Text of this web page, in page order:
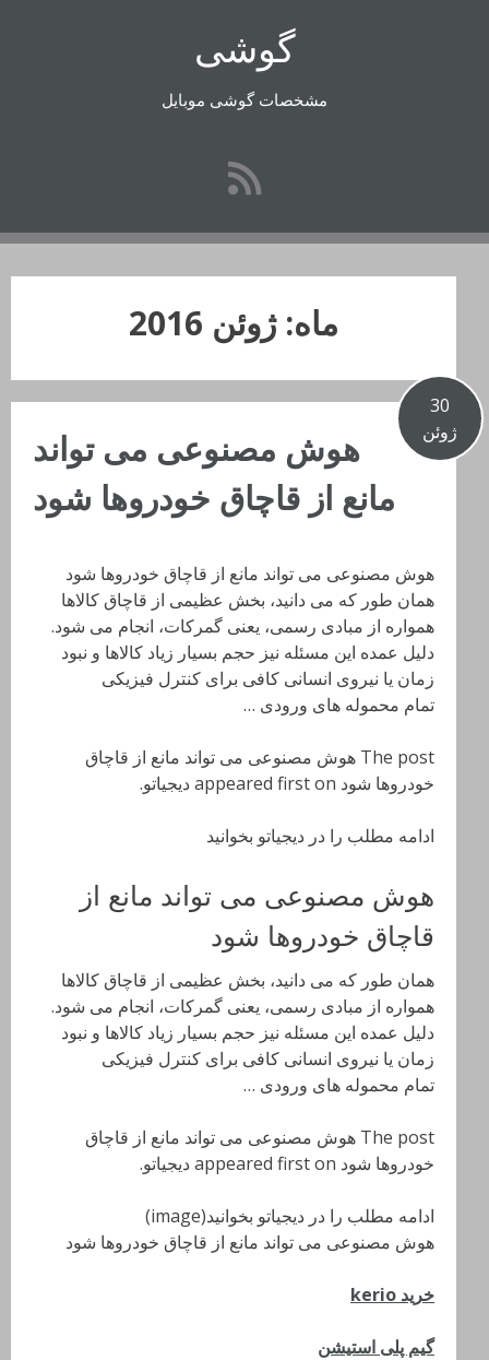
گوشی
مشخصات گوشی موبایل
ماه:ژوئن 2016
30
ژوئن
هوش مصنوعی می تواند
مانع از قاچاق خودروها شود
هوش مصنوعی می تواند مانع از قاچاق خودروها شود
همان طور که می دانید، بخش عظیمی از قاچاق کالاها
همواره از مبادی رسمی، یعنی گمرکات، انجام می شود.
دلیل عمده این مسئله نیز حجم بسیار زیاد کالاها و نبود
زمان یا نیروی انسانی کافی برای کنترل فیزیکی
تمام محموله های ورودی …
The post هوش مصنوعی می تواند مانع از قاچاق
خودروها شود appeared first on دیجیاتو.
ادامه مطلب را در دیجیاتو بخوانید
هوش مصنوعی می تواند مانع از
قاچاق خودروها شود
همان طور که می دانید، بخش عظیمی از قاچاق کالاها
همواره از مبادی رسمی، یعنی گمرکات، انجام می شود.
دلیل عمده این مسئله نیز حجم بسیار زیاد کالاها و نبود
زمان یا نیروی انسانی کافی برای کنترل فیزیکی
تمام محموله های ورودی …
The post هوش مصنوعی می تواند مانع از قاچاق
خودروها شود appeared first on دیجیاتو.
ادامه مطلب را در دیجیاتو بخوانید(image)
هوش مصنوعی می تواند مانع از قاچاق خودروها شود
خرید kerio
گیم پلی استیشن